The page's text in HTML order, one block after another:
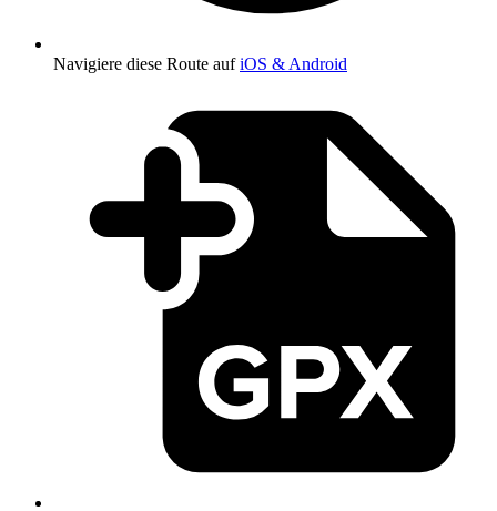
Navigiere diese Route aufiOS & Android